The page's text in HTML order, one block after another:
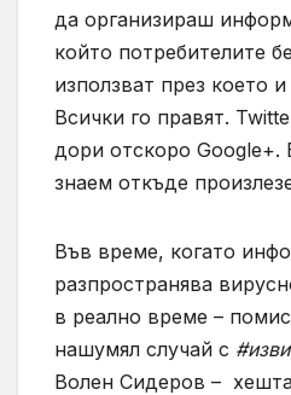
да организираш
който потребителите
използват през което
Всички го правят.
дори отскоро Google+.
знаем откъде
Във време, когато
разпространява
в реално време –
нашумял случай с
Волен Сидеров –